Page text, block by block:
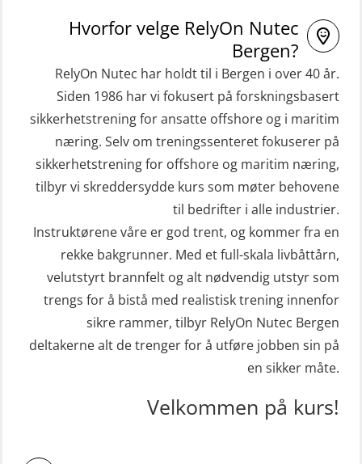
Hvorfor velge RelyOn Nutec
Bergen?
RelyOn Nutec har holdt til i Bergen i over 40 år.
Siden 1986 har vi fokusert på forskningsbasert
sikkerhetstrening for ansatte offshore og i maritim
næring. Selv om treningssenteret fokuserer på
sikkerhetstrening for offshore og maritim næring,
tilbyr vi skreddersydde kurs som møter behovene
til bedrifter i alle industrier.
Instruktørene våre er god trent, og kommer fra en
rekke bakgrunner. Med et full-skala livbåttårn,
velutstyrt brannfelt og alt nødvendig utstyr som
trengs for å bistå med realistisk trening innenfor
sikre rammer, tilbyr RelyOn Nutec Bergen
deltakerne alt de trenger for å utføre jobben sin på
en sikker måte.
Velkommen på kurs!